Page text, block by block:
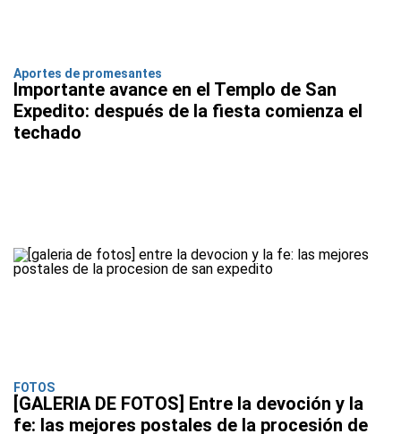
Aportes de promesantes
Importante avance en el Templo de San
Expedito: después de la fiesta comienza el
techado
FOTOS
[GALERIA DE FOTOS] Entre la devoción y la
fe: las mejores postales de la procesión de